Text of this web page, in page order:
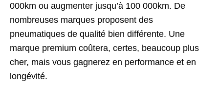
000km ou augmenter jusqu’à 100 000km. De
nombreuses marques proposent des
pneumatiques de qualité bien différente. Une
marque premium coûtera, certes, beaucoup plus
cher, mais vous gagnerez en performance et en
longévité.